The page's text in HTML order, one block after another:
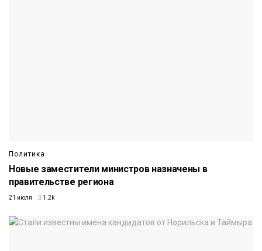
Политика
Новые заместители министров назначены в
правительстве региона
21 июля 1.2k